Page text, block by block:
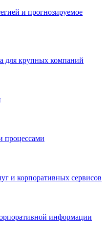
и прогнозируемое
для крупных компаний
процессами
и корпоративных сервисов
информации